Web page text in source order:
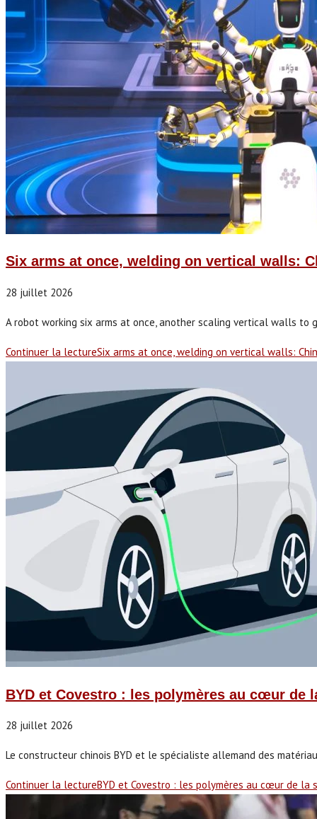
Six arms at once, welding on vertical walls:
28 juillet 2026
A robot working six arms at once, another scaling vertical walls to
Continuer la lectureSix arms at once, welding on vertical walls:
BYD et Covestro : les polymères au cœur de
28 juillet 2026
Le constructeur chinois BYD et le spécialiste allemand des
Continuer la lectureBYD et Covestro : les polymères au cœur de la